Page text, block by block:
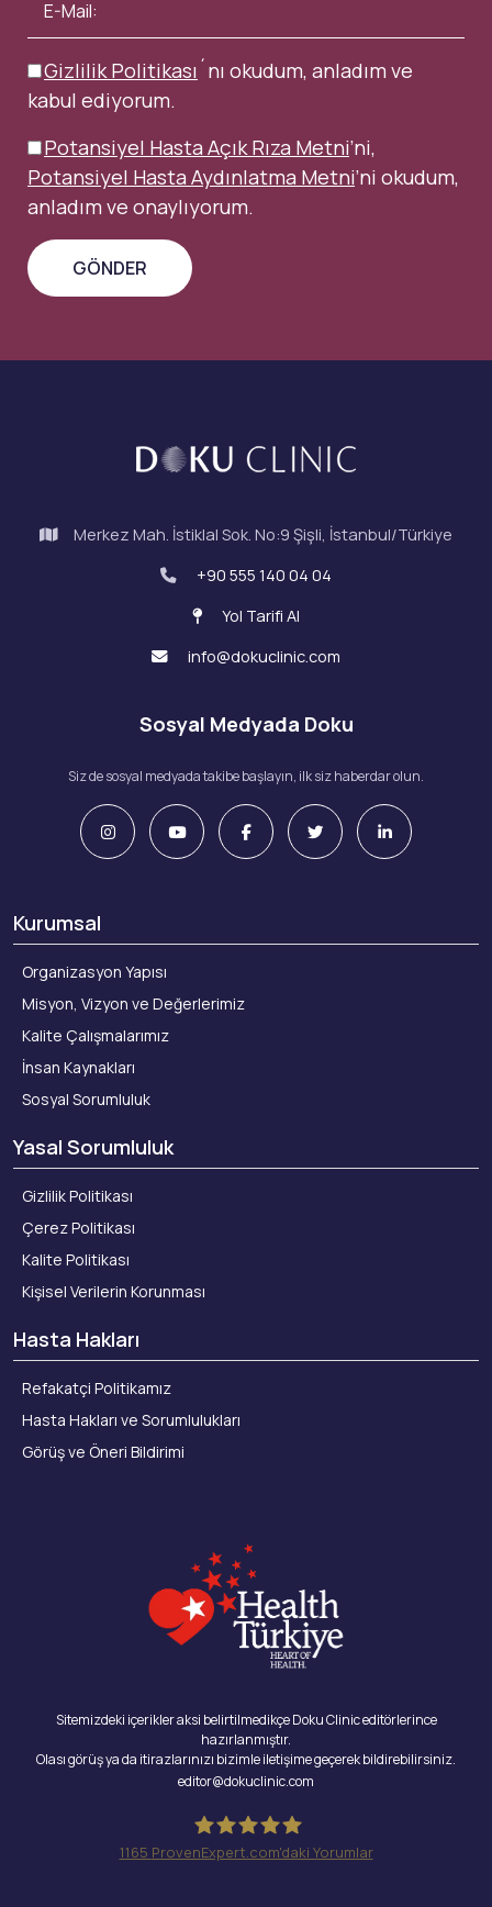
Gizlilik Politikası ´nı okudum, anladım ve
kabul ediyorum.
Potansiyel Hasta Açık Rıza Metni’ni,
Potansiyel Hasta Aydınlatma Metni’ni okudum,
anladım ve onaylıyorum.
Merkez Mah. İstiklal Sok. No:9 Şişli, İstanbul/Türkiye
+90 555 140 04 04
Yol Tarifi Al
info@dokuclinic.com
Sosyal Medyada Doku
Siz de sosyal medyada takibe başlayın, ilk siz haberdar olun.
Kurumsal
Organizasyon Yapısı
Misyon, Vizyon ve Değerlerimiz
Kalite Çalışmalarımız
İnsan Kaynakları
Sosyal Sorumluluk
Yasal Sorumluluk
Gizlilik Politikası
Çerez Politikası
Kalite Politikası
Kişisel Verilerin Korunması
Hasta Hakları
Refakatçi Politikamız
Hasta Hakları ve Sorumlulukları
Görüş ve Öneri Bildirimi
Sitemizdeki içerikler aksi belirtilmedikçe Doku Clinic editörlerince
hazırlanmıştır.
Olası görüş ya da itirazlarınızı bizimle iletişime geçerek bildirebilirsiniz.
editor@dokuclinic.com
1165 ProvenExpert.com'daki Yorumlar